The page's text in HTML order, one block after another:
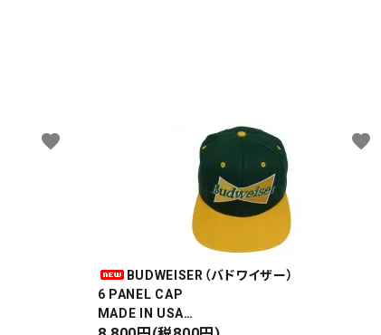
favorite
BUDWEISER（バドワイザー）
6 PANEL CAP
MADE IN USA
favorite